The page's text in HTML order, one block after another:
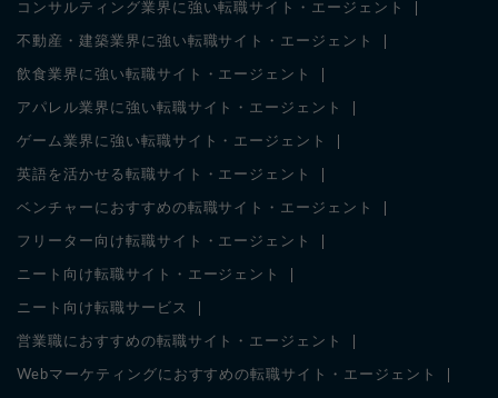
コンサルティング業界に強い転職サイト・エージェント
不動産・建築業界に強い転職サイト・エージェント
飲食業界に強い転職サイト・エージェント
アパレル業界に強い転職サイト・エージェント
ゲーム業界に強い転職サイト・エージェント
英語を活かせる転職サイト・エージェント
ベンチャーにおすすめの転職サイト・エージェント
フリーター向け転職サイト・エージェント
ニート向け転職サイト・エージェント
ニート向け転職サービス
営業職におすすめの転職サイト・エージェント
Webマーケティングにおすすめの転職サイト・エージェント